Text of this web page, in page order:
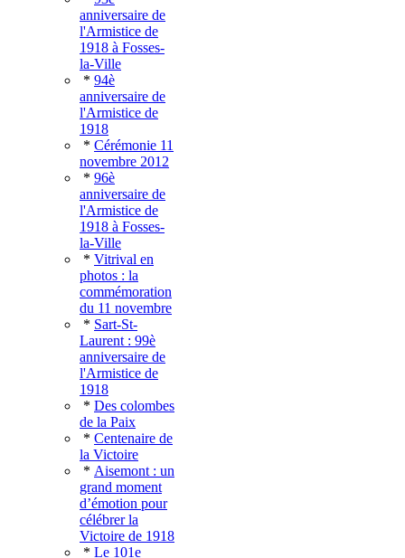
anniversaire de
l'Armistice de
1918 à Fosses-
la-Ville
* 94è
anniversaire de
l'Armistice de
1918
* Cérémonie 11
novembre 2012
* 96è
anniversaire de
l'Armistice de
1918 à Fosses-
la-Ville
* Vitrival en
photos : la
commémoration
du 11 novembre
* Sart-St-
Laurent : 99è
anniversaire de
l'Armistice de
1918
* Des colombes
de la Paix
* Centenaire de
la Victoire
* Aisemont : un
grand moment
d’émotion pour
célébrer la
Victoire de 1918
* Le 101e